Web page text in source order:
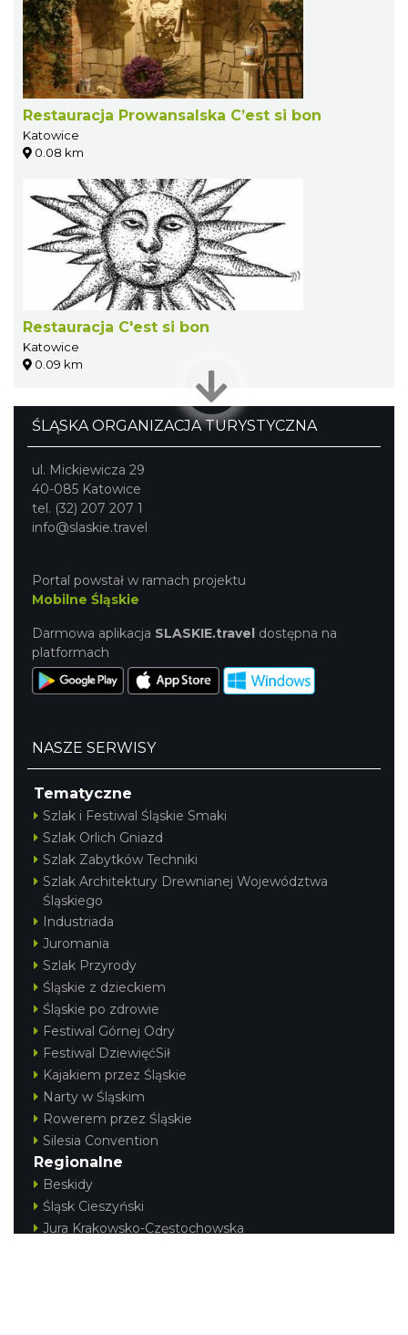
Restauracja Prowansalska C’est si bon
Katowice
0.08 km
Restauracja C'est si bon
Katowice
0.09 km
ŚLĄSKA ORGANIZACJA TURYSTYCZNA
ul. Mickiewicza 29
40-085 Katowice
tel. (32) 207 207 1
info@slaskie.travel
Portal powstał w ramach projektu
Mobilne Śląskie
Darmowa aplikacja SLASKIE.travel dostępna na
platformach
NASZE SERWISY
Tematyczne
Szlak i Festiwal Śląskie Smaki
Szlak Orlich Gniazd
Szlak Zabytków Techniki
Szlak Architektury Drewnianej Województwa
Śląskiego
Industriada
Juromania
Szlak Przyrody
Śląskie z dzieckiem
Śląskie po zdrowie
Festiwal Górnej Odry
Festiwal DziewięćSił
Kajakiem przez Śląskie
Narty w Śląskim
Rowerem przez Śląskie
Silesia Convention
Regionalne
Beskidy
Śląsk Cieszyński
Jura Krakowsko-Częstochowska